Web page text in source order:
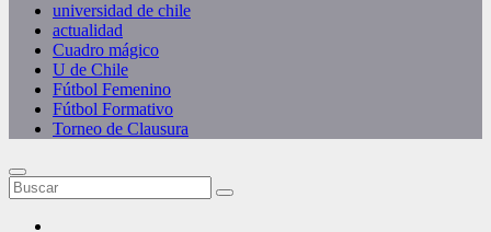
universidad de chile
actualidad
Cuadro mágico
U de Chile
Fútbol Femenino
Fútbol Formativo
Torneo de Clausura